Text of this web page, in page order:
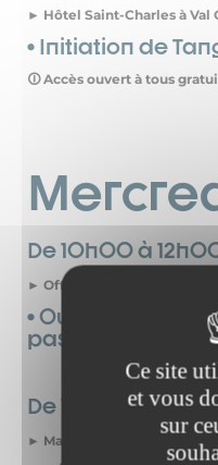
Ce site
et vous
sur
► Hôtel Saint-Charles à Val
• Initiation de
🛈 Accès ouvert à tous
De 10h00 à
► Office de Tourisme de Val
• Ouverture de
pass festivaliers
De 13h00 à 17h00
► Maison franco-italienne